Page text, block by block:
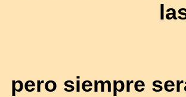
pero siempre